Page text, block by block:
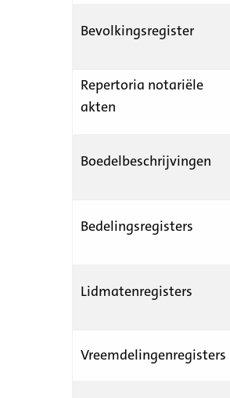
Bevolkingsregister
Repertoria notariële
akten
Boedelbeschrijvingen
Bedelingsregisters
Lidmatenregisters
Vreemdelingenregisters